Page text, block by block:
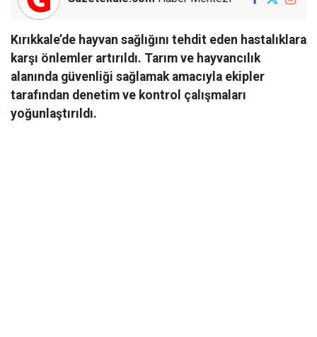
Kırıkkale’de hayvan sağlığını tehdit eden hastalıklara
karşı önlemler artırıldı. Tarım ve hayvancılık
alanında güvenliği sağlamak amacıyla ekipler
tarafından denetim ve kontrol çalışmaları
yoğunlaştırıldı.